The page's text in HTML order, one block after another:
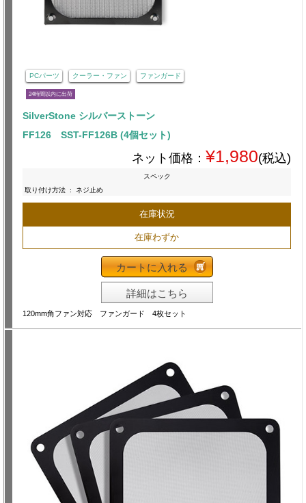
PCパーツ クーラー・ファン ファンガード
24時間以内に出荷
SilverStone シルバーストーン
FF126 SST-FF126B (4個セット)
ネット価格： ¥1,980(税込)
スペック
取り付け方法 : ネジ止め
在庫状況
在庫わずか
カートに入れる
詳細はこちら
120mm角ファン対応 ファンガード 4枚セット